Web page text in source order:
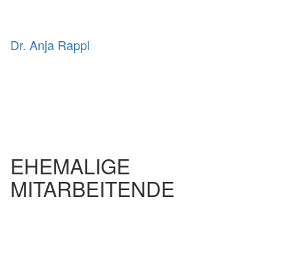
Dr. Anja Rappl
EHEMALIGE
MITARBEITENDE